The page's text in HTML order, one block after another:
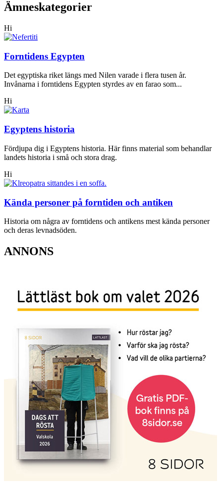
Ämneskategorier
Hi
Forntidens Egypten
Det egyptiska riket längs med Nilen varade i flera tusen år.
Invånarna i forntidens Egypten styrdes av en farao som...
Hi
Egyptens historia
Fördjupa dig i Egyptens historia. Här finns material som behandlar
landets historia i små och stora drag.
Hi
Kända personer på forntiden och antiken
Historia om några av forntidens och antikens mest kända personer
och deras levnadsöden.
ANNONS